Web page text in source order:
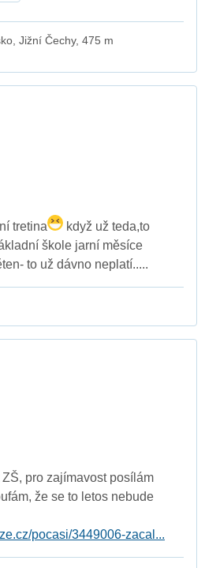
Jižní Čechy, 475 m
tretina
když už teda,to
škole jarní měsíce
to už dávno neplatí.....
pro zajímavost posílám
že se to letos nebude
pocasi/3449006-zacal...